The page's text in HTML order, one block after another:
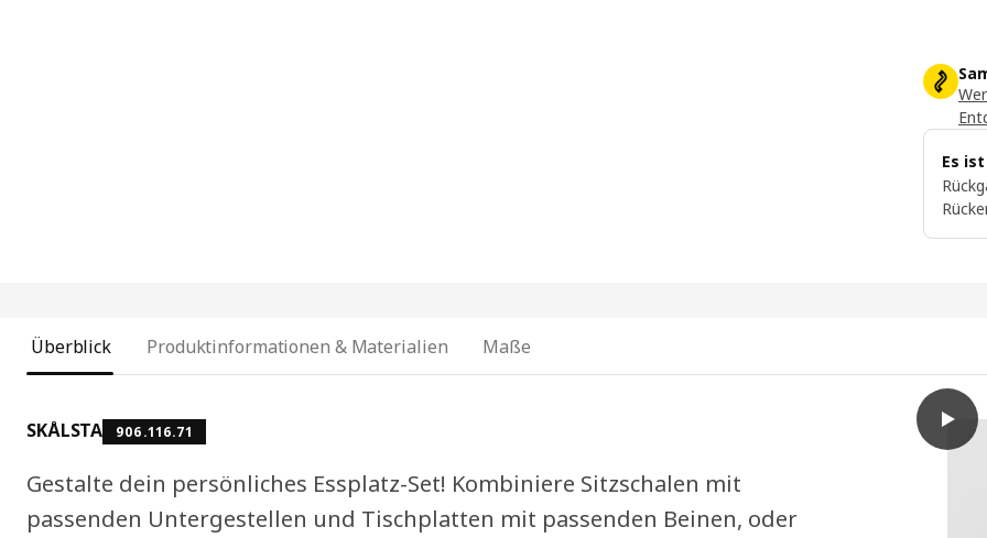
Es
Überblick Produktinformationen & Materialien Maße
SKÅLSTA 906.116.71
Gestalte dein persönliches Essplatz-Set! Kombiniere Sitzschalen mit
passenden Untergestellen und Tischplatten mit passenden Beinen, oder
play